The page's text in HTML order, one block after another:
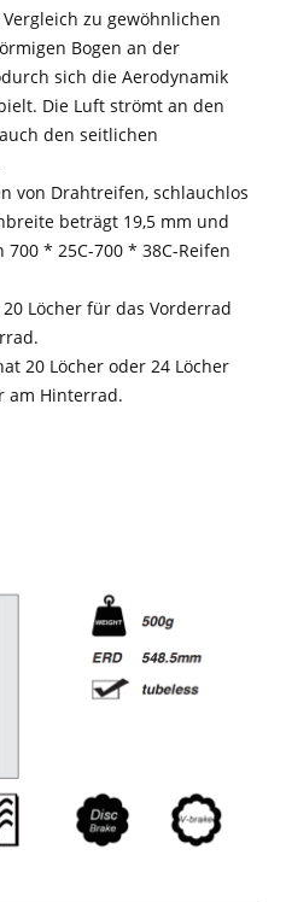
zu gewöhnlichen
Bogen an der
sich die Aerodynamik
Die Luft strömt an den
den seitlichen
von Drahtreifen, schlauchlos
beträgt 19,5 mm und
* 25C-700 * 38C-Reifen
Löcher für das Vorderrad
20 Löcher oder 24 Löcher
am Hinterrad.